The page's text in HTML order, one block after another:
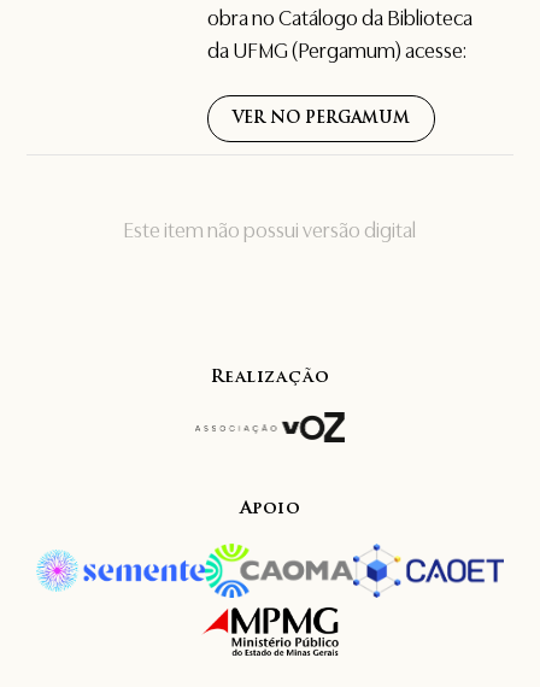
Este item não possui versão digital
obra no Catálogo da Biblioteca
da UFMG (Pergamum) acesse:
VER NO PERGAMUM
Realização
Apoio